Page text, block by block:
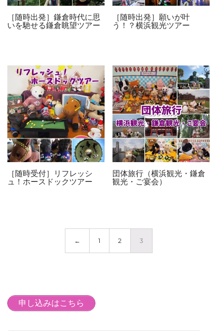
［随時出発］鎌倉時代に思
いを馳せる鎌倉眺望ツアー
［随時出発］願いが叶
う！？横浜観光ツアー
［随時受付］リフレッシ
ュ！ホースドックツアー
団体旅行（横浜観光・鎌倉
観光・ご宴会）
← 1 2 3
申し込みはこちら